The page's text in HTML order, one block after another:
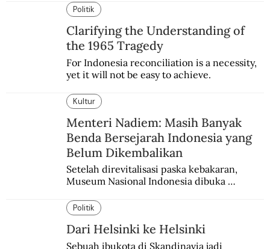
si martir antariksa Soviet.
Politik
Clarifying the Understanding of
the 1965 Tragedy
For Indonesia reconciliation is a necessity,
yet it will not be easy to achieve.
Kultur
Menteri Nadiem: Masih Banyak
Benda Bersejarah Indonesia yang
Belum Dikembalikan
Setelah direvitalisasi paska kebakaran,
Museum Nasional Indonesia dibuka
Pameran Repatriasi 2024.
Politik
Dari Helsinki ke Helsinki
Sebuah ibukota di Skandinavia jadi